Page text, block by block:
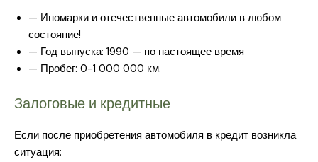
— Иномарки и отечественные автомобили в любом
состояние!
— Год выпуска: 1990 — по настоящее время
— Пробег: 0-1 000 000 км.
Залоговые и кредитные
Если после приобретения автомобиля в кредит возникла
ситуация: